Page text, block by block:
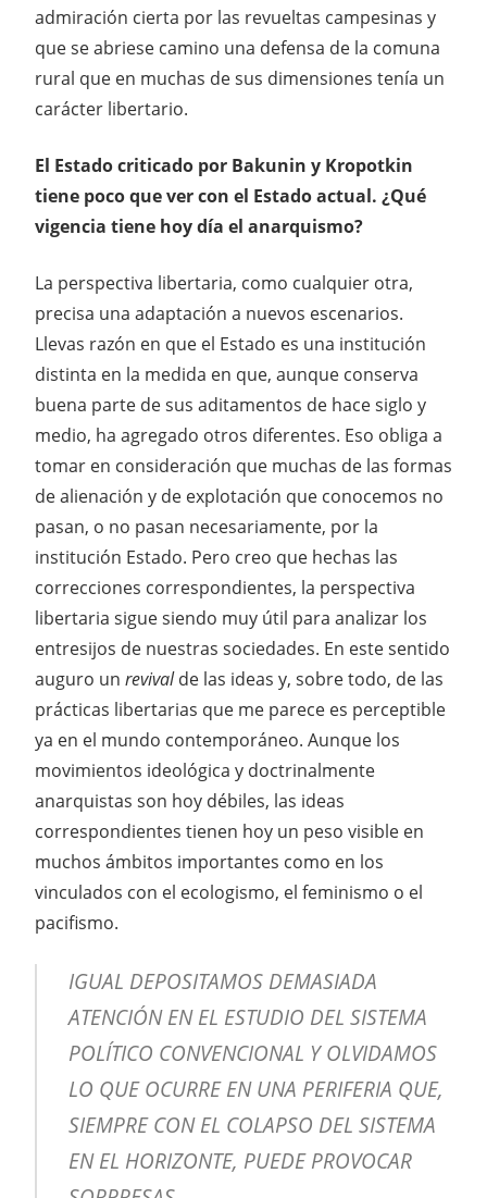
admiración cierta por las revueltas campesinas y
que se abriese camino una defensa de la comuna
rural que en muchas de sus dimensiones tenía un
carácter libertario.
El Estado criticado por Bakunin y Kropotkin
tiene poco que ver con el Estado actual. ¿Qué
vigencia tiene hoy día el anarquismo?
La perspectiva libertaria, como cualquier otra,
precisa una adaptación a nuevos escenarios.
Llevas razón en que el Estado es una institución
distinta en la medida en que, aunque conserva
buena parte de sus aditamentos de hace siglo y
medio, ha agregado otros diferentes. Eso obliga a
tomar en consideración que muchas de las formas
de alienación y de explotación que conocemos no
pasan, o no pasan necesariamente, por la
institución Estado. Pero creo que hechas las
correcciones correspondientes, la perspectiva
libertaria sigue siendo muy útil para analizar los
entresijos de nuestras sociedades. En este sentido
auguro un revivalde las ideas y, sobre todo, de las
prácticas libertarias que me parece es perceptible
ya en el mundo contemporáneo. Aunque los
movimientos ideológica y doctrinalmente
anarquistas son hoy débiles, las ideas
correspondientes tienen hoy un peso visible en
muchos ámbitos importantes como en los
vinculados con el ecologismo, el feminismo o el
pacifismo.
IGUAL DEPOSITAMOS DEMASIADA
ATENCIÓN EN EL ESTUDIO DEL SISTEMA
POLÍTICO CONVENCIONAL Y OLVIDAMOS
LO QUE OCURRE EN UNA PERIFERIA QUE,
SIEMPRE CON EL COLAPSO DEL SISTEMA
EN EL HORIZONTE, PUEDE PROVOCAR